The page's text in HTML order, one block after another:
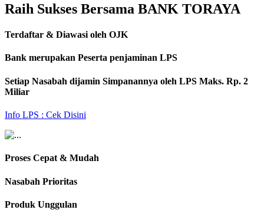
Raih Sukses Bersama BANK TORAYA
Terdaftar & Diawasi oleh OJK
Bank merupakan Peserta penjaminan LPS
Setiap Nasabah dijamin Simpanannya oleh LPS Maks. Rp. 2
Miliar
Info LPS : Cek Disini
Proses Cepat & Mudah
Nasabah Prioritas
Produk Unggulan